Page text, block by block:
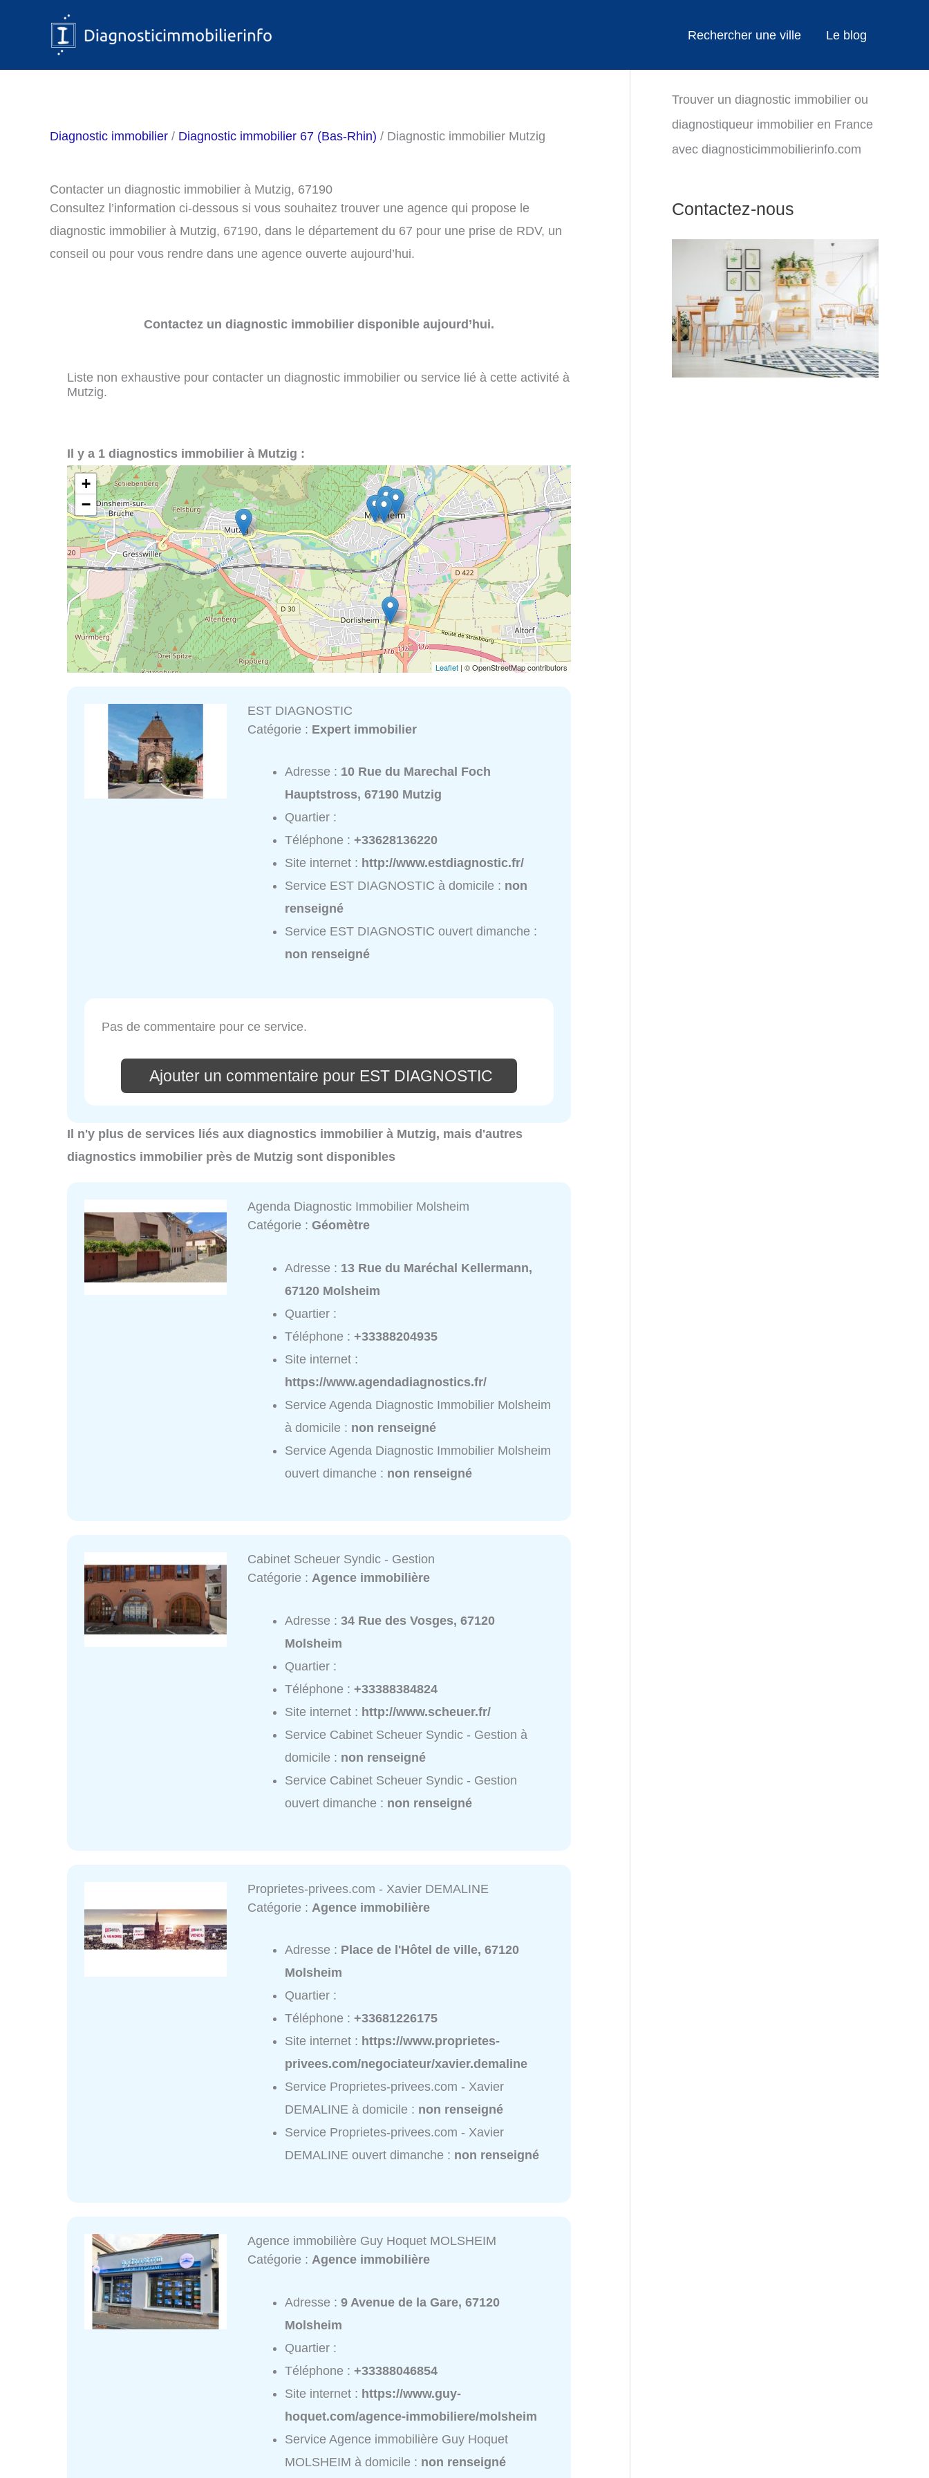
Rechercher une ville Le blog
Diagnostic immobilier / Diagnostic immobilier 67 (Bas-Rhin) / Diagnostic immobilier Mutzig
Contacter un diagnostic immobilier à Mutzig, 67190
Consultez l’information ci-dessous si vous souhaitez trouver une agence qui propose le
diagnostic immobilier à Mutzig, 67190, dans le département du 67 pour une prise de RDV, un
conseil ou pour vous rendre dans une agence ouverte aujourd’hui.
Contactez un diagnostic immobilier disponible aujourd’hui.
Liste non exhaustive pour contacter un diagnostic immobilier ou service lié à cette activité à
Mutzig.
Il y a 1 diagnostics immobilier à Mutzig :
+
−
Leaflet | © OpenStreetMap contributors
EST DIAGNOSTIC
Catégorie : Expert immobilier
Adresse : 10 Rue du Marechal Foch
Hauptstross, 67190 Mutzig
Quartier :
Téléphone :+33628136220
Site internet : http://www.estdiagnostic.fr/
Service EST DIAGNOSTIC à domicile : non
renseigné
Service EST DIAGNOSTIC ouvert dimanche :
non renseigné
Pas de commentaire pour ce service.
Ajouter un commentaire pour EST DIAGNOSTIC
Il n'y plus de services liés aux diagnostics immobilier à Mutzig, mais d'autres
diagnostics immobilier près de Mutzig sont disponibles
Agenda Diagnostic Immobilier Molsheim
Catégorie :Géomètre
Adresse : 13 Rue du Maréchal Kellermann,
67120 Molsheim
Quartier :
Téléphone :+33388204935
Site internet :
https://www.agendadiagnostics.fr/
Service Agenda Diagnostic Immobilier Molsheim
à domicile : non renseigné
Service Agenda Diagnostic Immobilier Molsheim
ouvert dimanche : non renseigné
Cabinet Scheuer Syndic - Gestion
Catégorie : Agence immobilière
Adresse :34 Rue des Vosges, 67120
Molsheim
Quartier :
Téléphone :+33388384824
Site internet : http://www.scheuer.fr/
Service Cabinet Scheuer Syndic - Gestion à
domicile : non renseigné
Service Cabinet Scheuer Syndic - Gestion
ouvert dimanche : non renseigné
Proprietes-privees.com - Xavier DEMALINE
Catégorie : Agence immobilière
Adresse : Place de l'Hôtel de ville, 67120
Molsheim
Quartier :
Téléphone :+33681226175
Site internet : https://www.proprietes-
privees.com/negociateur/xavier.demaline
Service Proprietes-privees.com - Xavier
DEMALINE à domicile : non renseigné
Service Proprietes-privees.com - Xavier
DEMALINE ouvert dimanche : non renseigné
Agence immobilière Guy Hoquet MOLSHEIM
Catégorie :Agence immobilière
Adresse :9 Avenue de la Gare, 67120
Molsheim
Quartier :
Téléphone :+33388046854
Site internet : https://www.guy-
hoquet.com/agence-immobiliere/molsheim
Service Agence immobilière Guy Hoquet
MOLSHEIM à domicile : non renseigné
Trouver un diagnostic immobilier ou
diagnostiqueur immobilier en France
avec diagnosticimmobilierinfo.com
Contactez-nous